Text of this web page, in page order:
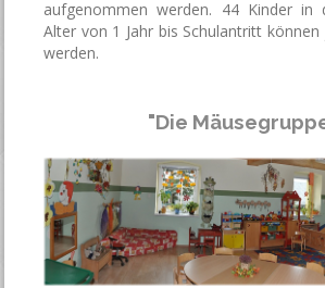
aufgenommen werden. 44 Kinder in
Alter von 1 Jahr bis Schulantritt
werden.
"Die